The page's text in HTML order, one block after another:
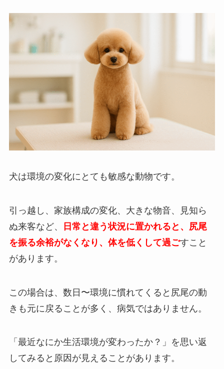
犬は環境の変化にとても敏感な動物です。
引っ越し、家族構成の変化、大きな物音、見知ら
ぬ来客など、
日常と違う状況に置かれると、尻尾
を振る余裕がなくなり、体を低くして過ごすこと
があります。
この場合は、数日〜環境に慣れてくると尻尾の動
きも元に戻ることが多く、病気ではありません。
「最近なにか生活環境が変わったか？」を思い返
してみると原因が見えることがあります。